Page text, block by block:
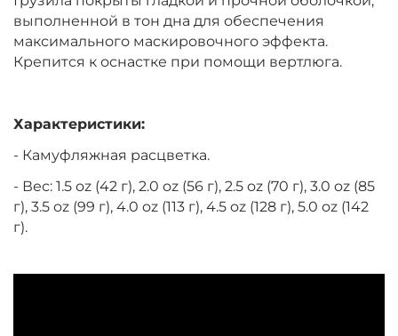
Вес грузила: 2.5 oz – 70 г
выполненной в тон дна для обеспечения
максимального маскировочного эффекта.
Крепится к оснастке при помощи вертлюга.
Характеристики:
- Камуфляжная расцветка.
- Вес: 1.5 oz (42 г), 2.0 oz (56 г), 2.5 oz (70 г), 3.0 oz (85
г), 3.5 oz (99 г), 4.0 oz (113 г), 4.5 oz (128 г), 5.0 oz (142
г).